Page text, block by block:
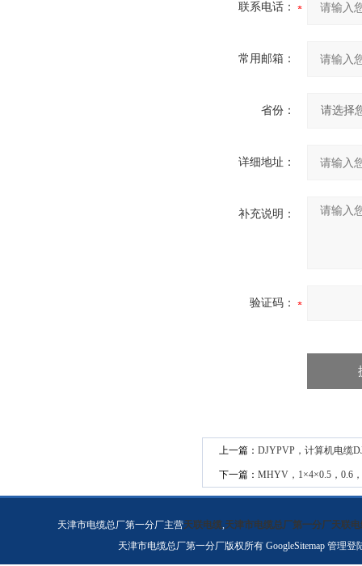
联系电话：
常用邮箱：
省份：
详细地址：
补充说明：
验证码：
上一篇： DJYPVP，计算机电缆
下一篇： MHYV，1×4×0.5，0.6
天津市电缆总厂第一分厂主营天联电缆,天津市电缆总厂第一分厂天联电
天津市电缆总厂第一分厂版权所有 GoogleSitemap 管理登